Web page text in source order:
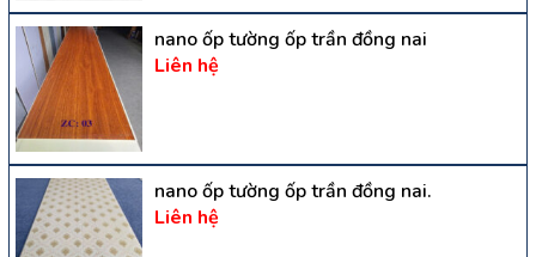
nano ốp tường ốp trần đồng nai
Liên hệ
nano ốp tường ốp trần đồng nai.
Liên hệ